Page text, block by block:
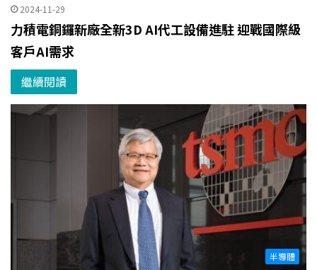
2024-11-29
力積電銅鑼新廠全新3D AI代工設備進駐 迎戰國際級
客戶AI需求
繼續閱讀
半導體